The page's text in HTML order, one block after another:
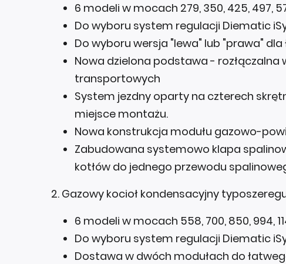
6 modeli w mocach 279, 350, 425, 497,
Do wyboru system regulacji Diematic
Do wyboru wersja "lewa" lub "prawa"
Nowa dzielona podstawa - rozłączalna
transportowych
System jezdny oparty na czterech
miejsce montażu.
Nowa konstrukcja modułu gazowo-
Zabudowana systemowo klapa
kotłów do jednego przewodu
2. Gazowy kocioł kondensacyjny
6 modeli w mocach 558, 700, 850, 994,
Do wyboru system regulacji Diematic
Dostawa w dwóch modułach do